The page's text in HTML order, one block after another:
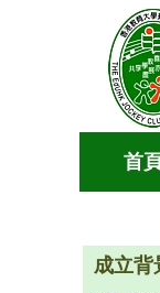
首
成立背